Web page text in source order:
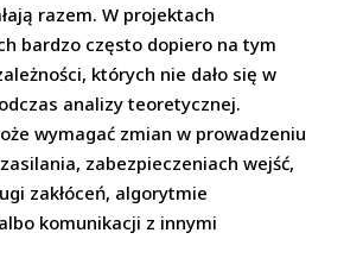
razem. W projektach
bardzo często dopiero na tym
których nie dało się w
analizy teoretycznej.
wymagać zmian w prowadzeniu
zabezpieczeniach wejść,
zakłóceń, algorytmie
komunikacji z innymi